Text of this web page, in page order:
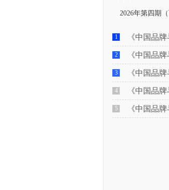
2026年第四期（
1 《中国品牌
2 《中国品牌
3 《中国品牌
4 《中国品牌
5 《中国品牌